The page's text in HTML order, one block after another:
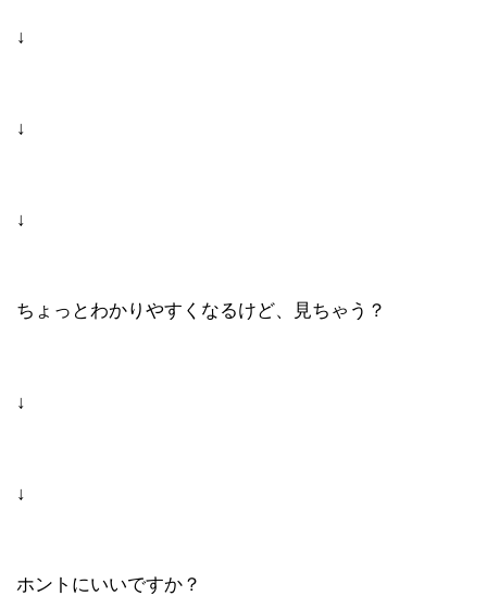
↓
↓
↓
ちょっとわかりやすくなるけど、見ちゃう？
↓
↓
ホントにいいですか？